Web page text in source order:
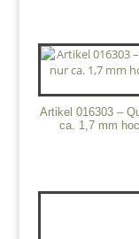
Artikel 016303 –
ca. 1,7 mm